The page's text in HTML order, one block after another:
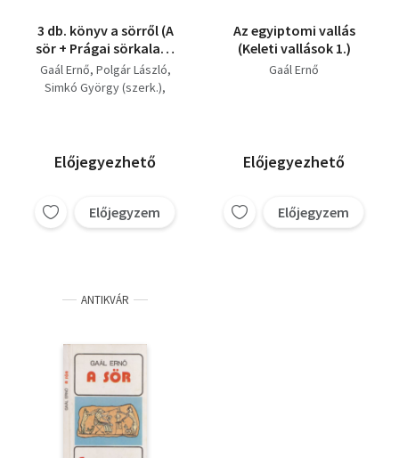
3 db. könyv a sörről (A
sör + Prágai sörkalauz
+ Sörkalendárium
2001)
Gaál Ernő Polgár László
Simkó György (szerk.)
Előjegyezhető
Előjegyzem
Az egyiptomi vallás
(Keleti vallások 1.)
Gaál Ernő
Előjegyezhető
Előjegyzem
ANTIKVÁR